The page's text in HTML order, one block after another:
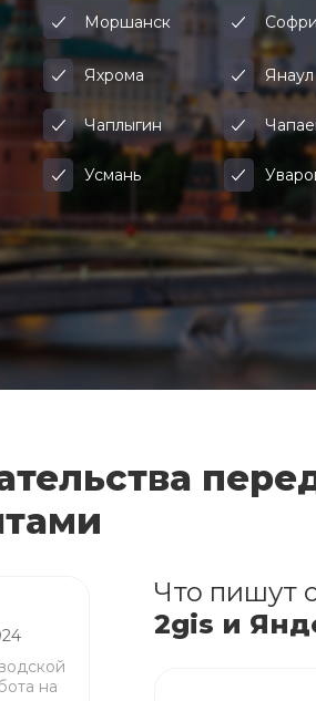
Моршанск
Яхрома Янаул
Чаплыгин
Усмань
на
Что пишут
2gis и